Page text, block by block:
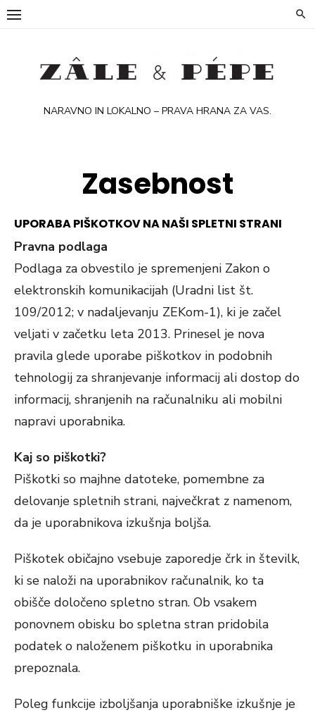
Skip
NARAVNO IN LOKALNO – PRAVA HRANA ZA VAS.
Zasebnost
UPORABA PIŠKOTKOV NA NAŠI SPLETNI STRANI
Pravna podlaga
Podlaga za obvestilo je spremenjeni Zakon o
elektronskih komunikacijah (Uradni list št.
109/2012; v nadaljevanju ZEKom-1), ki je začel
veljati v začetku leta 2013. Prinesel je nova
pravila glede uporabe piškotkov in podobnih
tehnologij za shranjevanje informacij ali dostop do
informacij, shranjenih na računalniku ali mobilni
napravi uporabnika.
Kaj so piškotki?
Piškotki so majhne datoteke, pomembne za
delovanje spletnih strani, največkrat z namenom,
da je uporabnikova izkušnja boljša.
Piškotek običajno vsebuje zaporedje črk in številk,
ki se naloži na uporabnikov računalnik, ko ta
obišče določeno spletno stran. Ob vsakem
ponovnem obisku bo spletna stran pridobila
podatek o naloženem piškotku in uporabnika
prepoznala.
Poleg funkcije izboljšanja uporabniške izkušnje je